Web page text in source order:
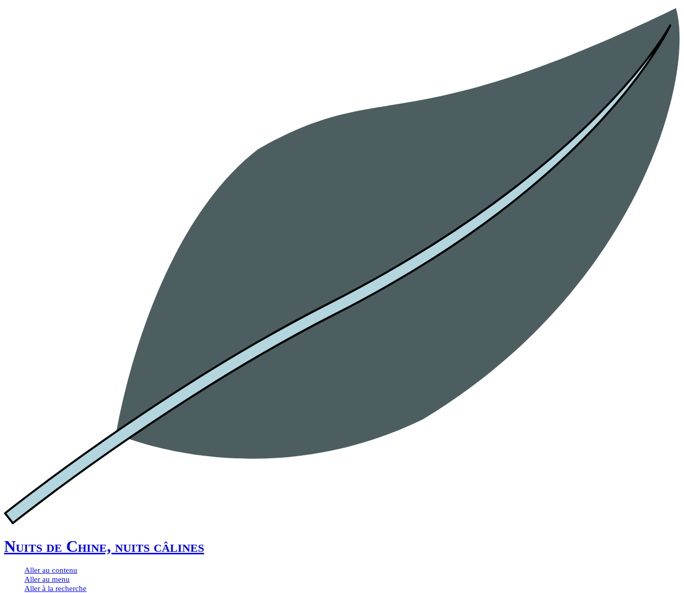
Nuits de Chine, nuits câlines
Aller au contenu
Aller au menu
Aller à la recherche